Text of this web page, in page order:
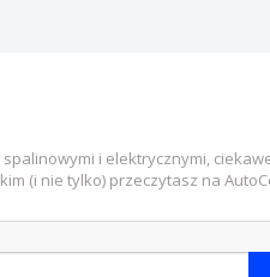
i elektrycznymi,
(i nie tylko) przeczytasz na